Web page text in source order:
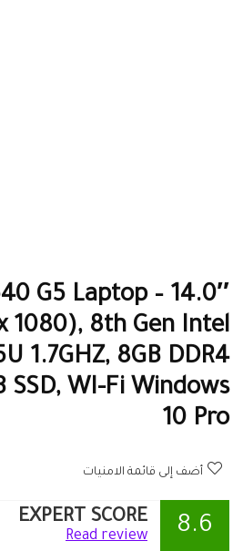
G5 Laptop – 14.0″
1080), 8th Gen Intel
1.7GHZ, 8GB DDR4
SSD, WI-Fi Windows
10 Pro
أضف إلى قائمة الامنيات
8.6
EXPERT SCORE
Read review